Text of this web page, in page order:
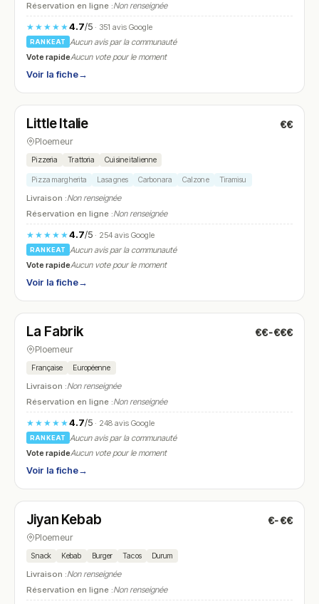
Réservation en ligne :Non renseignée
★★★★★4.7/5· 351 avis Google
RANKEAT
Aucun avis par la communauté
Vote rapideAucun vote pour le moment
Voir la fiche→
N° 13
Little Italie €€
Ploemeur
Pizzeria Trattoria Cuisine italienne
Pizza margherita Lasagnes Carbonara Calzone Tiramisu
Livraison :Non renseignée
Réservation en ligne :Non renseignée
★★★★★4.7/5· 254 avis Google
RANKEAT
Aucun avis par la communauté
Vote rapideAucun vote pour le moment
Voir la fiche→
N° 14
La Fabrik €€-€€€
Ploemeur
Française Européenne
Livraison :Non renseignée
Réservation en ligne :Non renseignée
★★★★★4.7/5· 248 avis Google
RANKEAT
Aucun avis par la communauté
Vote rapideAucun vote pour le moment
Voir la fiche→
N° 15
Jiyan Kebab €-€€
Ploemeur
Snack Kebab Burger Tacos Durum
Livraison :Non renseignée
Réservation en ligne :Non renseignée